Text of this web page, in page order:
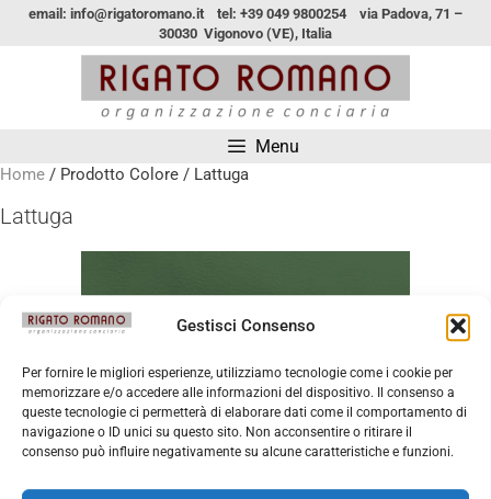
Gestisci Consenso
Per fornire le migliori esperienze, utilizziamo tecnologie come i cookie per
memorizzare e/o accedere alle informazioni del dispositivo. Il consenso a
queste tecnologie ci permetterà di elaborare dati come il comportamento di
navigazione o ID unici su questo sito. Non acconsentire o ritirare il
consenso può influire negativamente su alcune caratteristiche e funzioni.
email: info@rigatoromano.it tel: +39 049 9800254 via Padova, 71 –
30030 Vigonovo (VE), Italia
Menu
Home / Prodotto Colore / Lattuga
Lattuga